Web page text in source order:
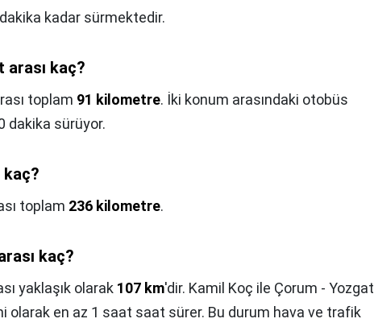
kadar sürmektedir.
arası kaç?
toplam 91 kilometre. İki konum arasındaki otobüs
dakika sürüyor.
kaç?
toplam 236 kilometre.
kaç?
yaklaşık olarak 107 km'dir. Kamil Koç ile Çorum - Yozgat
olarak en az 1 saat saat sürer. Bu durum hava ve trafik